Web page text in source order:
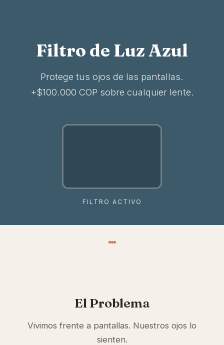
Filtro de Luz Azul
Protege tus ojos de las pantallas.
+$100.000 COP sobre cualquier lente.
FILTRO ACTIVO
El Problema
Vivimos frente a pantallas. Nuestros ojos lo
sienten.